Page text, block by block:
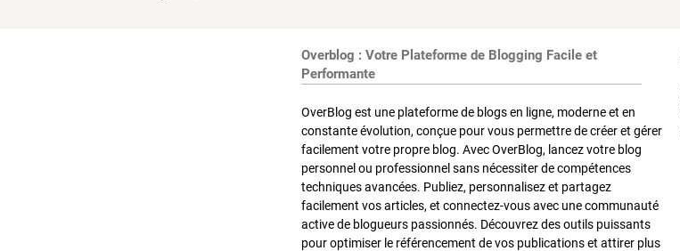
Overblog : Votre Plateforme de Blogging Facile et
Performante
OverBlog est une plateforme de blogs en ligne, moderne et en
constante évolution, conçue pour vous permettre de créer et gérer
facilement votre propre blog. Avec OverBlog, lancez votre blog
personnel ou professionnel sans nécessiter de compétences
techniques avancées. Publiez, personnalisez et partagez
facilement vos articles, et connectez-vous avec une communauté
active de blogueurs passionnés. Découvrez des outils puissants
pour optimiser le référencement de vos publications et attirer plus